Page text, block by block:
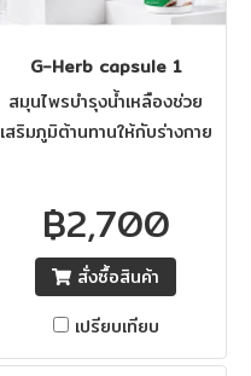
G-Herb capsule 1
สมุนไพรบำรุงน้ำเหลืองช่วย
เสริมภูมิต้านทานให้กับร่างกาย
฿2,700
สั่งซื้อสินค้า
เปรียบเทียบ